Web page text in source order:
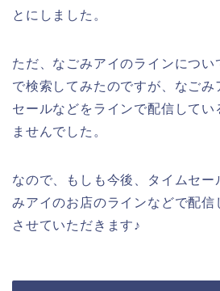
とにしました。
ただ、なごみアイのラインについ
で検索してみたのですが、なごみ
セールなどをラインで配信してい
ませんでした。
なので、もしも今後、タイムセー
みアイのお店のラインなどで配信
させていただきます♪